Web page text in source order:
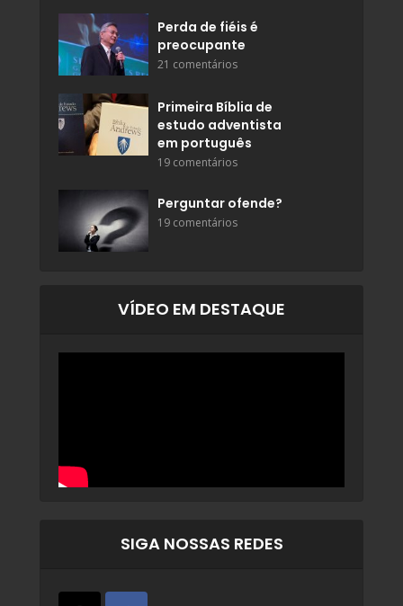
Perda de fiéis é
preocupante
21 comentários
Primeira Bíblia de
estudo adventista
em português
19 comentários
Perguntar ofende?
19 comentários
VÍDEO EM DESTAQUE
SIGA NOSSAS REDES